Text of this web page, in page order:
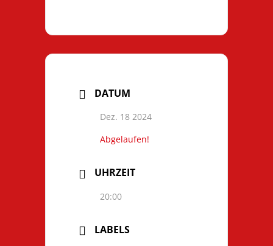
DATUM
Dez. 18 2024
Abgelaufen!
UHRZEIT
20:00
LABELS